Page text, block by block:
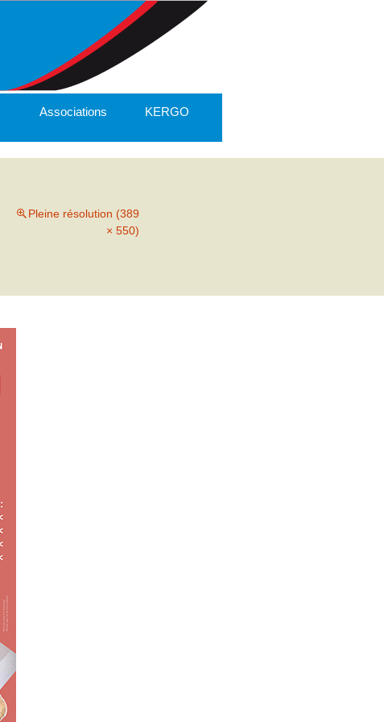
Associations KERGO
Pleine résolution (389
× 550)